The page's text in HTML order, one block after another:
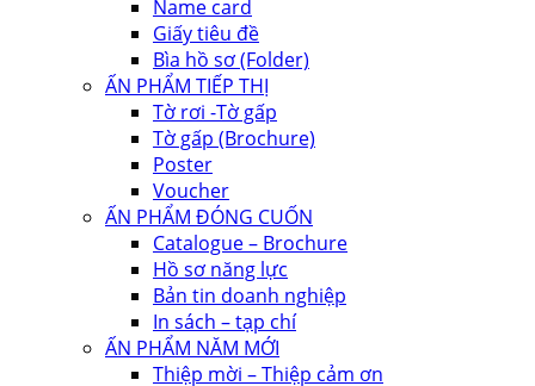
Name card
Giấy tiêu đề
Bìa hồ sơ (Folder)
ẤN PHẨM TIẾP THỊ
Tờ rơi -Tờ gấp
Tờ gấp (Brochure)
Poster
Voucher
ẤN PHẨM ĐÓNG CUỐN
Catalogue – Brochure
Hồ sơ năng lực
Bản tin doanh nghiệp
In sách – tạp chí
ẤN PHẨM NĂM MỚI
Thiệp mời – Thiệp cảm ơn